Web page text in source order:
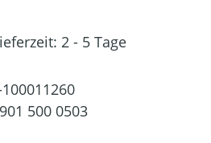
2 - 5 Tage
100011260
500 0503